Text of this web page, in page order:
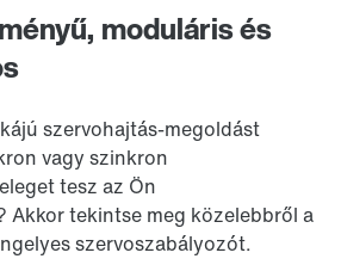
moduláris és
szervohajtás-megoldást
vagy szinkron
tesz az Ön
Akkor tekintse meg közelebbről a
szervoszabályozót.